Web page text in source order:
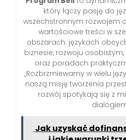
który łączy pasję do
wszechstronnym rozwojem
wartościowe treści w
obszarach: językach
biznesie, rozwoju
oraz poradach
„Rozbrzmiewamy w wielu
naszą misję tworzenia
rozwój spotykają się z
Jak uzyskać